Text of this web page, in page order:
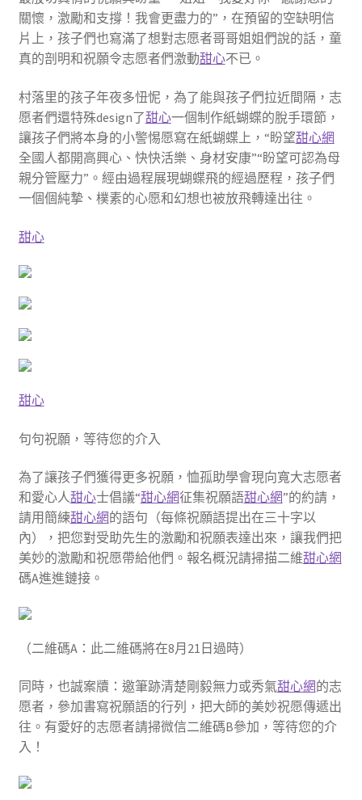
關懷，激勵和支撐！我會更盡力的”，在預留的空缺明信
片上，孩子們也寫滿了想對志愿者哥哥姐姐們說的話，童
真的剖明和祝願令志愿者們激動甜心不已。
村落里的孩子年夜多忸怩，為了能與孩子們拉近間隔，志
愿者們還特殊design了甜心一個制作紙蝴蝶的脫手環節，
讓孩子們將本身的小警惕愿寫在紙蝴蝶上，“盼望甜心網
全國人都開高興心、快快活樂、身材安康”“盼望可認為母
親分管壓力”。經由過程展現蝴蝶飛的經過歷程，孩子們
一個個純摯、樸素的心愿和幻想也被放飛轉達出往。
甜心
甜心
句句祝願，等待您的介入
為了讓孩子們獲得更多祝願，恤孤助學會現向寬大志愿者
和愛心人甜心士倡議“甜心網征集祝願語甜心網”的約請，
請用簡練甜心網的語句（每條祝願語提出在三十字以
內），把您對受助先生的激勵和祝願表達出來，讓我們把
美妙的激勵和祝愿帶給他們。報名概況請掃描二維甜心網
碼A進進鏈接。
（二維碼A：此二維碼將在8月21日過時）
同時，也誠案牘：邀筆跡清楚剛毅無力或秀氣甜心網的志
愿者，參加書寫祝願語的行列，把大師的美妙祝愿傳遞出
往。有愛好的志愿者請掃微信二維碼B參加，等待您的介
入！